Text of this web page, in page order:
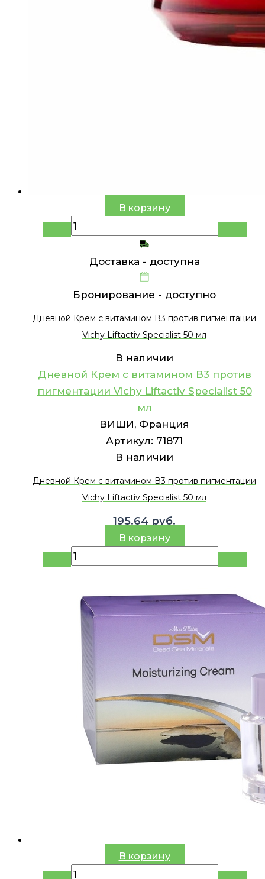
В корзину
Доставка - доступна
Бронирование - доступно
Дневной Крем с витамином В3 против пигментации
Vichy Liftactiv Specialist 50 мл
В наличии
Дневной Крем с витамином В3 против
пигментации Vichy Liftactiv Specialist 50
мл
ВИШИ, Франция
Артикул: 71871
В наличии
Дневной Крем с витамином В3 против пигментации
Vichy Liftactiv Specialist 50 мл
195.64 руб.
В корзину
В корзину